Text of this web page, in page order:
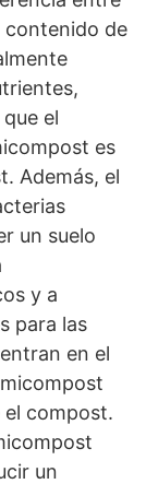
contenido de
el
es
Además, el
un suelo
y a
para las
en el
el compost.
un